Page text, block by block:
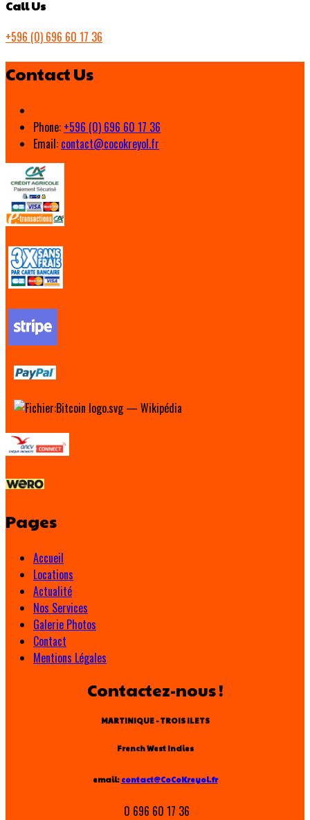
Call Us
+596 (0) 696 60 17 36
Contact Us
Phone: +596 (0) 696 60 17 36
Email: contact@cocokreyol.fr
Pages
Accueil
Locations
Actualité
Nos Services
Galerie Photos
Contact
Mentions Légales
Contactez-nous !
MARTINIQUE - TROIS ILETS
French West Indies
email: contact@CoCoKreyol.fr
0 696 60 17 36